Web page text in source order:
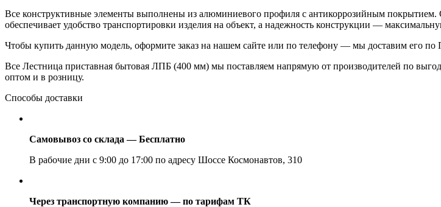
Все конструктивные элементы выполнены из алюминиевого профиля с антикоррозийным
обеспечивает удобство транспортировки изделия на объект, а надежность конструкции —
Чтобы купить данную модель, оформите заказ на нашем сайте или по телефону — мы доставим его по
Все Лестница приставная бытовая ЛПБ (400 мм) мы поставляем напрямую от производителей по
оптом и в розницу.
Способы доставки
Самовывоз со склада — Бесплатно
В рабочие дни с 9:00 до 17:00 по адресу Шоссе Космонавтов, 310
Через транспортную компанию — по тарифам ТК